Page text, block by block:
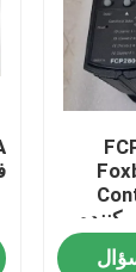
کننده